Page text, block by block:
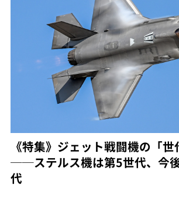
《特集》ジェット戦闘機の「世
──ステルス機は第5世代、今
代